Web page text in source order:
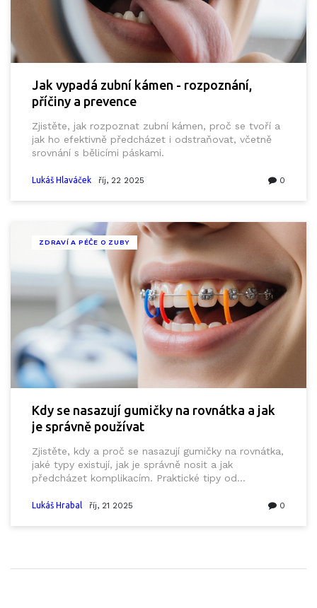
Jak vypadá zubní kámen - rozpoznání,
příčiny a prevence
Zjistěte, jak rozpoznat zubní kámen, proč se tvoří a
jak ho efektivně předcházet i odstraňovat, včetně
srovnání s bělicími páskami.
Lukáš Hlaváček říj, 22 2025 0
ZDRAVÍ A PÉČE O ZUBY
Kdy se nasazují gumičky na rovnátka a jak
je správně používat
Zjistěte, kdy a proč se nasazují gumičky na rovnátka,
jaké typy existují, jak je správně nosit a jak
předcházet komplikacím. Praktické tipy od
Lukáš Hrabal říj, 21 2025 0